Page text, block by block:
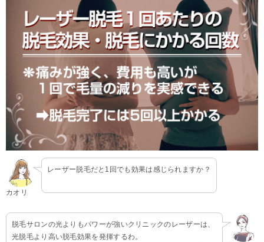
カオリ
レーザー脱毛だと1回でも効果は感じられますか？
脱毛サロンの光よりもパワーが強いクリニックのレーザーは、
光脱毛より高い脱毛効果を発揮するわ。